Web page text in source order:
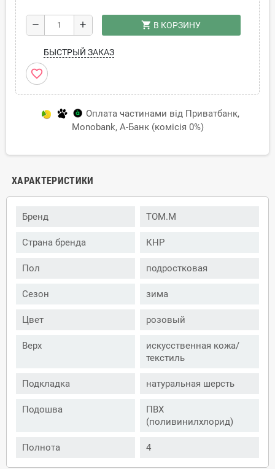
remove add shopping_cart В КОРЗИНУ
БЫСТРЫЙ ЗАКАЗ
favorite_border
Оплата частинами від Приватбанк,
Monobank, А-Банк (комісія 0%)
ХАРАКТЕРИСТИКИ
Бренд TOM.M
Страна бренда КНР
Пол подростковая
Сезон зима
Цвет розовый
Верх
искусственная кожа/
текстиль
Подкладка натуральная шерсть
Подошва
ПВХ
(поливинилхлорид)
Полнота 4